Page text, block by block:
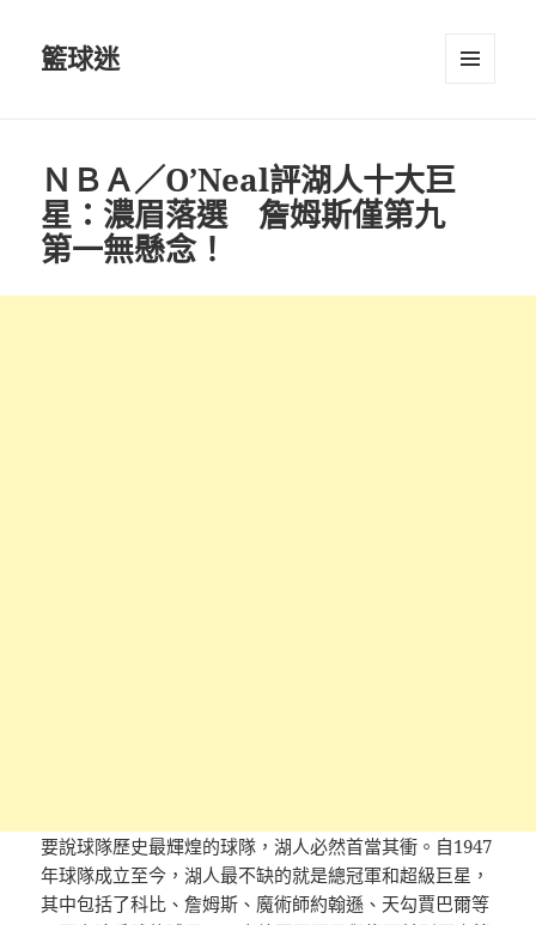
籃球迷
ＮＢＡ／O’Neal評湖人十大巨
星：濃眉落選 詹姆斯僅第九
第一無懸念！
要說球隊歷史最輝煌的球隊，湖人必然首當其衝。自1947
年球隊成立至今，湖人最不缺的就是總冠軍和超級巨星，
其中包括了科比、詹姆斯、魔術師約翰遜、天勾賈巴爾等